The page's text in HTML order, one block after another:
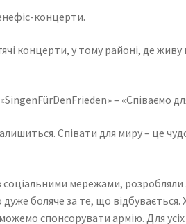
концерти.
концерти, у тому районі, де
– «Співаємо
Співати для миру – це
мережами,
боляче за те, що
спонсорувати армію. Для